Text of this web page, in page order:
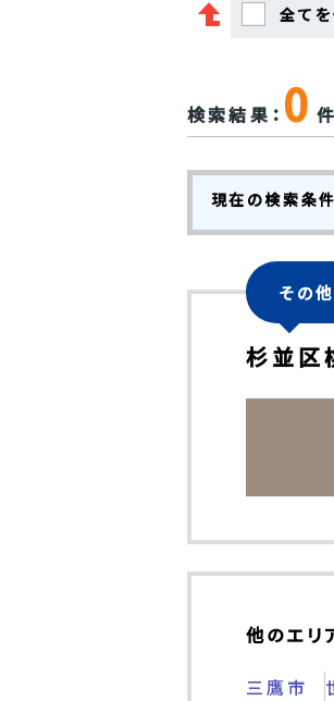
全てを
検索結果： 0
現在の検索条件
その
杉並区
他のエリ
三鷹市